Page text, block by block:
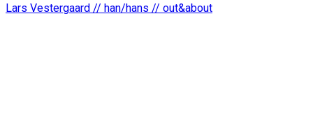
Lars Vestergaard // han/hans // out&about